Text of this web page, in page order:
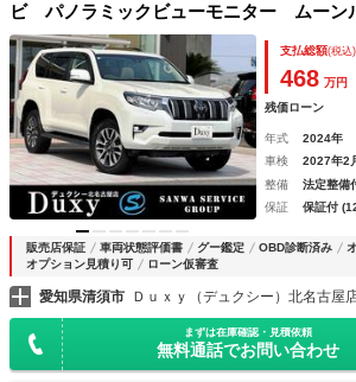
ビ パノラミックビューモニター ムーン
ル オプション１９インチＡＷ ブライン
ー ベージュレザーシート ベンチレーシ
納シート ＥＴＣ２．０
支払総額(税込)
468 万円
残価ローン
年式 2024年
車検
2027年2
整備
法定整備
保証
保証付
販売店保証 車両状態評価書 グー鑑定 OBD診断済み
オプション見積り可
ローン仮審査
愛知県清須市 Ｄｕｘｙ（デュクシー）北名古
まずは在庫確認・見積依頼
無料通話でお問い合わせ